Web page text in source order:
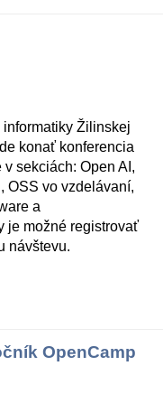
Žilinskej
konať konferencia
sekciách: Open AI,
OSS vo vzdelávaní,
a
je možné registrovať
návštevu.
OpenCamp